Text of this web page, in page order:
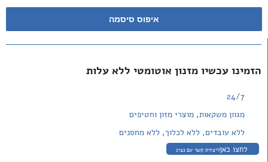
איפוס סיסמה
הזמינו עכשיו מזנון אוטומטי ללא עלות
24/7
מגוון משקאות, מוצרי מזון וחטיפים
ללא עובדים, ללא לכלוך, ללא מחסנים
לחצו כאןליצירת קשר עם נציג